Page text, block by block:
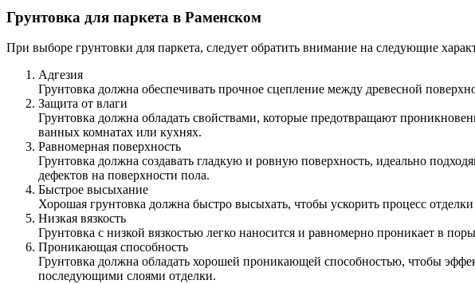
Грунтовка для паркета в Раменском
При выборе грунтовки для паркета, следует обратить внимание на следующие
Адгезия
Грунтовка должна обеспечивать прочное сцепление между древесной
Защита от влаги
Грунтовка должна обладать свойствами, которые предотвращают
ванных комнатах или кухнях.
Равномерная поверхность
Грунтовка должна создавать гладкую и ровную поверхность, идеально
дефектов на поверхности пола.
Быстрое высыхание
Хорошая грунтовка должна быстро высыхать, чтобы ускорить процесс
Низкая вязкость
Грунтовка с низкой вязкостью легко наносится и равномерно проникает в
Проникающая способность
Грунтовка должна обладать хорошей проникающей способностью, чтобы
последующими слоями отделки.